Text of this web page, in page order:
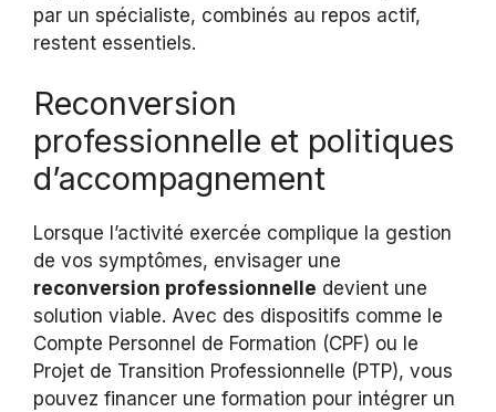
par un spécialiste, combinés au repos actif,
restent essentiels.
Reconversion
professionnelle et politiques
d’accompagnement
Lorsque l’activité exercée complique la gestion
de vos symptômes, envisager une
reconversion professionnelle devient une
solution viable. Avec des dispositifs comme le
Compte Personnel de Formation (CPF) ou le
Projet de Transition Professionnelle (PTP), vous
pouvez financer une formation pour intégrer un